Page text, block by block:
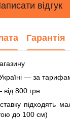
відгук
Гарантія
— за
800 грн.
підходять
до 100 см)